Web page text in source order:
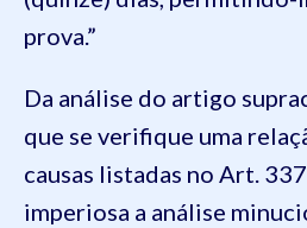
prova.”
Da análise do artigo
que se verifique uma
causas listadas no Art.
imperiosa a análise